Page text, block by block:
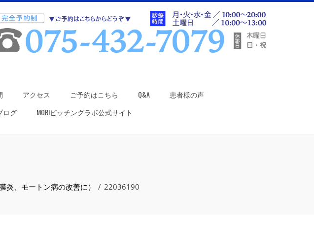
アクセス ご予約はこちら Q&A
患者様の声
ログ
MORIピッチングラボ公式サイト
、モートン病の改善に） 22036190